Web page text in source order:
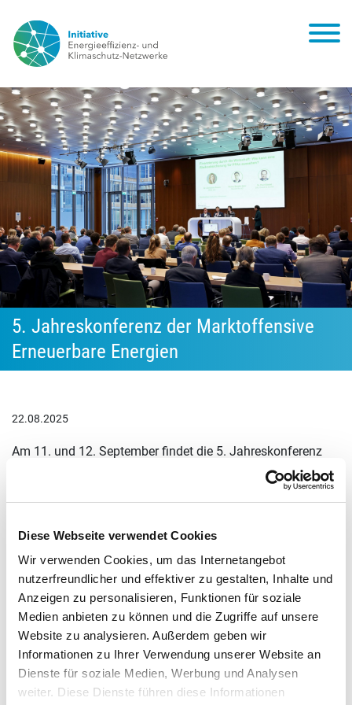
Diese Webseite verwendet Cookies
Wir verwenden Cookies, um das Internetangebot
nutzerfreundlicher und effektiver zu gestalten, Inhalte und
Anzeigen zu personalisieren, Funktionen für soziale
Medien anbieten zu können und die Zugriffe auf unsere
Website zu analysieren. Außerdem geben wir
Informationen zu Ihrer Verwendung unserer Website an
Dienste für soziale Medien, Werbung und Analysen
weiter. Diese Dienste führen diese Informationen
5. Jahreskonferenz der Marktoffensive
Erneuerbare Energien
22.08.2025
Am 11. und 12. September findet die 5. Jahreskonferenz
der Marktoffensive Erneuerbare Energien im Haus der
Deutschen Wirtschaft statt. Im Mittelpunkt steht in diesem
Finanzierung der Erneuerbaren absichern". Die
Jahreskonferenz bietet Einblicke in die derzeitige
Marktentwicklung und die zukünftigen Trends aus Sicht
von Erzeugern, Abnehmern und Finanzierern. Mit
hochkarätigen Akteuren aus der Politik, Wirtschaft und
Industrie wird darüber diskutiert, wie Transaktionskosten
gesenkt und ein stabiler Markt- und Investitionsrahmen
geschaffen werden kann, damit Unternehmen vermehrt in
grüne Bezugsmodelle investieren.